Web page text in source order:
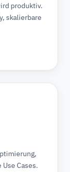
produktiv.
skalierbare
Cases.